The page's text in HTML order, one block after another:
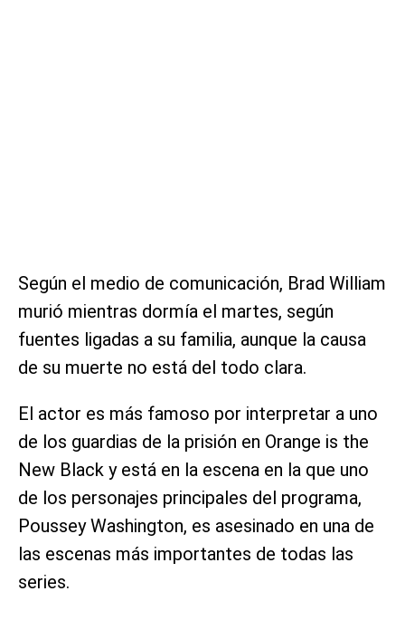
Según el medio de comunicación, Brad William
murió mientras dormía el martes, según
fuentes ligadas a su familia, aunque la causa
de su muerte no está del todo clara.
El actor es más famoso por interpretar a uno
de los guardias de la prisión en Orange is the
New Black y está en la escena en la que uno
de los personajes principales del programa,
Poussey Washington, es asesinado en una de
las escenas más importantes de todas las
series.